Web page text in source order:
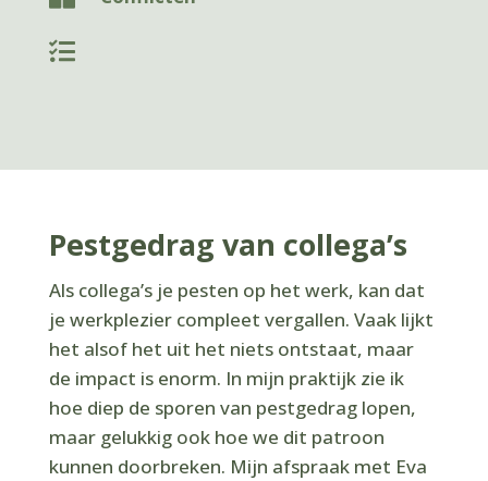

Pestgedrag van collega’s
Als collega’s je pesten op het werk, kan dat
je werkplezier compleet vergallen. Vaak lijkt
het alsof het uit het niets ontstaat, maar
de impact is enorm. In mijn praktijk zie ik
hoe diep de sporen van pestgedrag lopen,
maar gelukkig ook hoe we dit patroon
kunnen doorbreken. Mijn afspraak met Eva